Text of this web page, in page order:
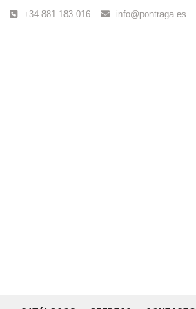
+34 881 183 016 info@pontraga.es